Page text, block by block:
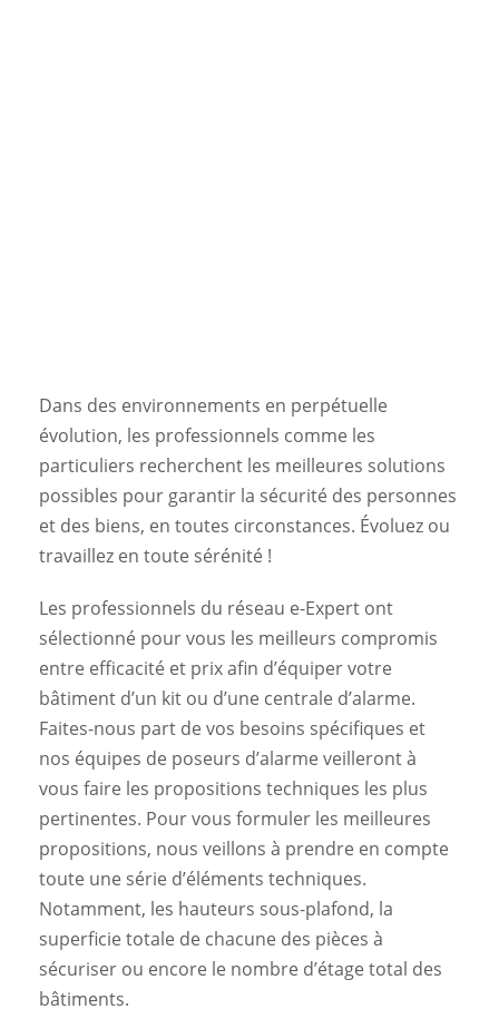
Dans des environnements en perpétuelle
évolution, les professionnels comme les
particuliers recherchent les meilleures solutions
possibles pour garantir la sécurité des personnes
et des biens, en toutes circonstances. Évoluez ou
travaillez en toute sérénité !
Les professionnels du réseau e-Expert ont
sélectionné pour vous les meilleurs compromis
entre efficacité et prix afin d’équiper votre
bâtiment d’un kit ou d’une centrale d’alarme.
Faites-nous part de vos besoins spécifiques et
nos équipes de poseurs d’alarme veilleront à
vous faire les propositions techniques les plus
pertinentes. Pour vous formuler les meilleures
propositions, nous veillons à prendre en compte
toute une série d’éléments techniques.
Notamment, les hauteurs sous-plafond, la
superficie totale de chacune des pièces à
sécuriser ou encore le nombre d’étage total des
bâtiments.